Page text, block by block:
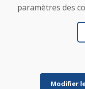
©
paramètres des
Modifier